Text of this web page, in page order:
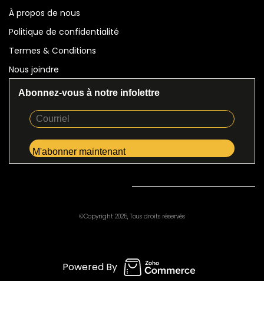
À propos de nous
Politique de confidentialité
Termes & Conditions
​Nous joindre
Abonnez-vous à notre infolettre
©Copyright 2025, Tous droits réservés
Powered By